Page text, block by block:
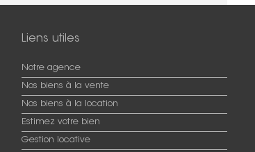
Liens utiles
Notre agence
Nos biens à la vente
Nos biens à la location
Estimez votre bien
Gestion locative